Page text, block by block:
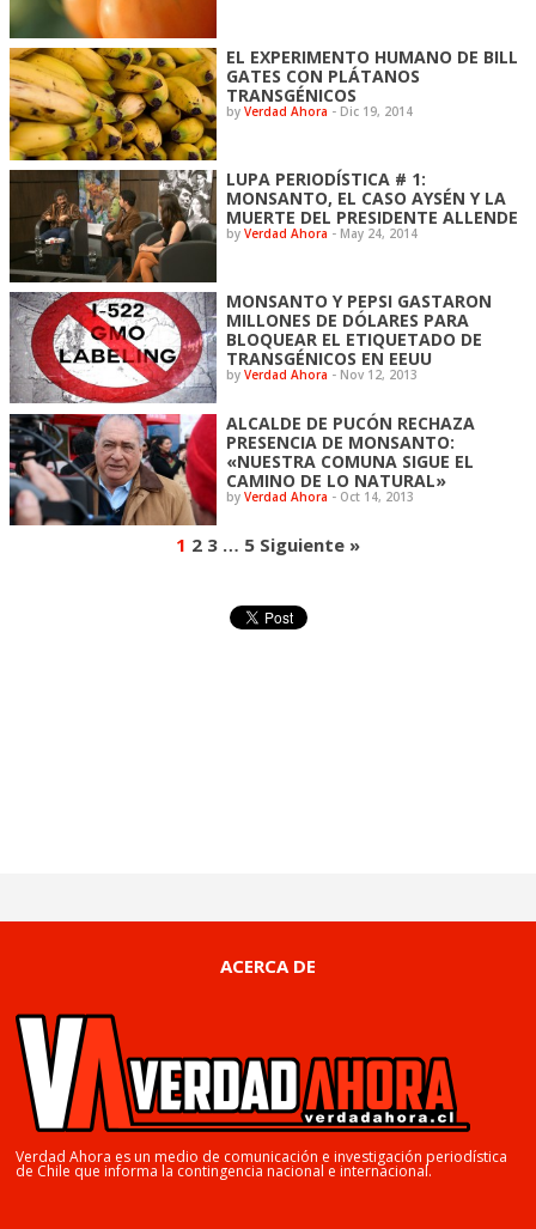
EL EXPERIMENTO HUMANO DE BILL
GATES CON PLÁTANOS
TRANSGÉNICOS
byVerdad Ahora - Dic 19, 2014
LUPA PERIODÍSTICA # 1:
MONSANTO, EL CASO AYSÉN Y LA
MUERTE DEL PRESIDENTE ALLENDE
byVerdad Ahora - May 24, 2014
MONSANTO Y PEPSI GASTARON
MILLONES DE DÓLARES PARA
BLOQUEAR EL ETIQUETADO DE
TRANSGÉNICOS EN EEUU
byVerdad Ahora - Nov 12, 2013
ALCALDE DE PUCÓN RECHAZA
PRESENCIA DE MONSANTO:
«NUESTRA COMUNA SIGUE EL
CAMINO DE LO NATURAL»
byVerdad Ahora - Oct 14, 2013
1 2 3 … 5 Siguiente »
ACERCA DE
Verdad Ahora es un medio de comunicación e investigación periodística
de Chile que informa la contingencia nacional e internacional.